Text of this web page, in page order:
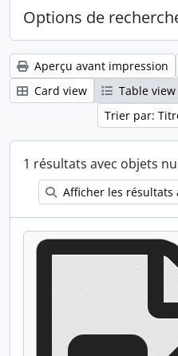
Options de
Aperçu avant impression
Card view
Table view
Trier par:
1 résultats avec objets
Afficher les résultats